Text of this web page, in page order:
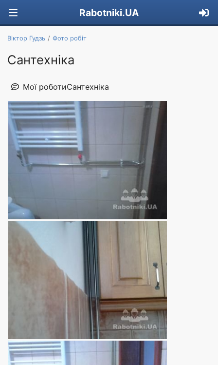
Rabotniki.UA
Віктор Гудзь Фото робіт
Сантехніка
Мої роботиСантехніка